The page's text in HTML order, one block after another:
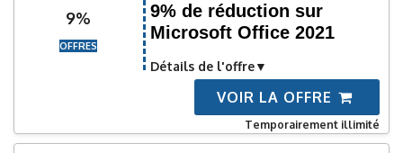
9%
OFFRES
9% de réduction sur
Microsoft Office 2021
Détails de l'offre
VOIR LA OFFRE
Temporairement illimité